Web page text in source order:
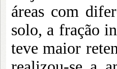
áreas com
solo, a fração
teve maior